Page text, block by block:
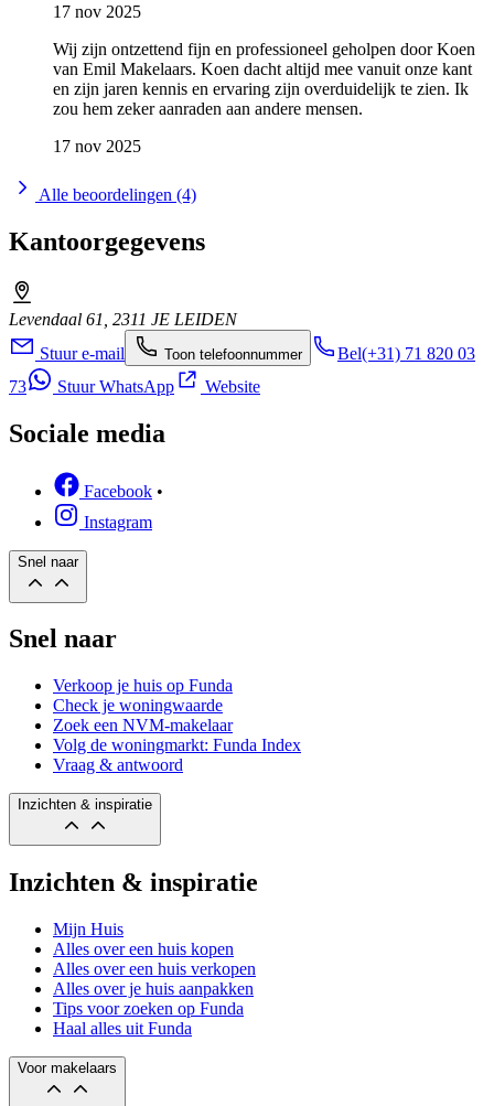
17 nov 2025
Wij zijn ontzettend fijn en professioneel geholpen door Koen
van Emil Makelaars. Koen dacht altijd mee vanuit onze kant
en zijn jaren kennis en ervaring zijn overduidelijk te zien. Ik
zou hem zeker aanraden aan andere mensen.
17 nov 2025
Alle beoordelingen (4)
Kantoorgegevens
Levendaal 61, 2311 JE LEIDEN
Stuur e-mail
Toon telefoonnummer Bel(+31) 71 820 03
73
Stuur WhatsApp Website
Sociale media
Facebook •
Instagram
Snel naar
Snel naar
Verkoop je huis op Funda
Check je woningwaarde
Zoek een NVM-makelaar
Volg de woningmarkt: Funda Index
Vraag & antwoord
Inzichten & inspiratie
Inzichten & inspiratie
Mijn Huis
Alles over een huis kopen
Alles over een huis verkopen
Alles over je huis aanpakken
Tips voor zoeken op Funda
Haal alles uit Funda
Voor makelaars